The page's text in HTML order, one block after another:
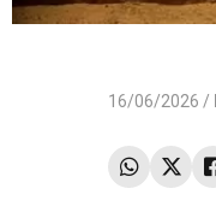
16/06/2026 /